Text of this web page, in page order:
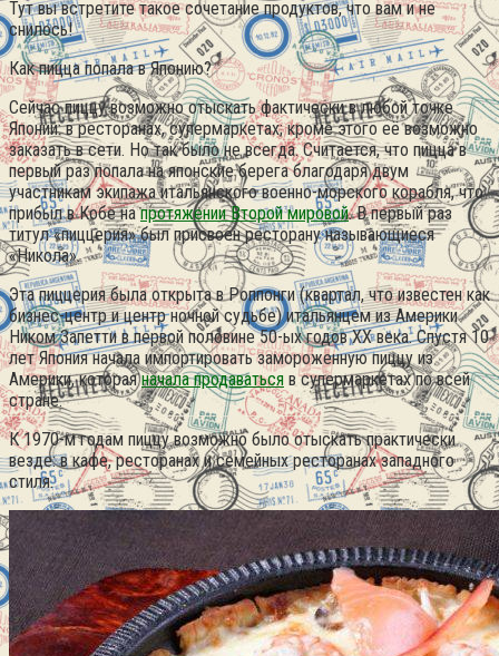
Тут вы встретите такое сочетание продуктов, что вам и не
снилось!
Как пицца попала в Японию?
Сейчас пиццу возможно отыскать фактически в любой точке
Японии: в ресторанах, супермаркетах; кроме этого её возможно
заказать в сети. Но так было не всегда. Считается, что пицца в
первый раз попала на японские берега благодаря двум
участникам экипажа итальянского военно-морского корабля, что
прибыл в Кобе напротяжении Второй мировой.В первый раз
титул «пиццерия» был присвоен ресторану называющиеся
«Никола».
Эта пиццерия была открыта в Роппонги (квартал, что известен как
бизнес-центр и центр ночной судьбе) итальянцем из Америки
Ником Запетти в первой половине 50-ых годов XX века. Спустя 10
лет Япония начала импортировать замороженную пиццу из
Америки, котораяначала продаваться в супермаркетах по всей
стране.
К 1970-м годам пиццу возможно было отыскать практически
везде: в кафе, ресторанах и семейных ресторанах западного
стиля.